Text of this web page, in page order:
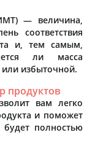
— величина,
соответствия
и, тем самым,
ли масса
избыточной.
продуктов
вам легко
и поможет
полностью